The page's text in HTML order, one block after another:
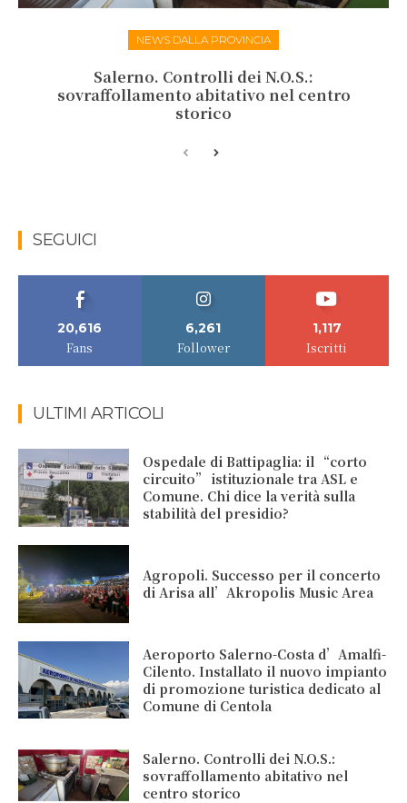
NEWS DALLA PROVINCIA
Salerno. Controlli dei N.O.S.:
sovraffollamento abitativo nel centro
storico
SEGUICI
20,616
Fans
6,261
Follower
1,117
Iscritti
ULTIMI ARTICOLI
Ospedale di Battipaglia: il “corto
circuito” istituzionale tra ASL e
Comune. Chi dice la verità sulla
stabilità del presidio?
Agropoli. Successo per il concerto
di Arisa all’Akropolis Music Area
Aeroporto Salerno-Costa d’Amalfi-
Cilento. Installato il nuovo impianto
di promozione turistica dedicato al
Comune di Centola
Salerno. Controlli dei N.O.S.:
sovraffollamento abitativo nel
centro storico